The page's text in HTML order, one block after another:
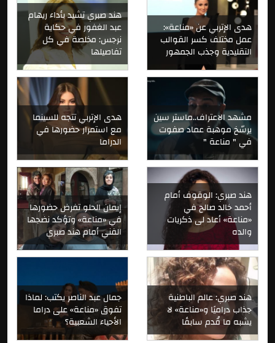
هند صبري تشيد بأداء ريهام
عبد الغفور في حكاية
نرجس: مخلصة في كل
تفاصيلها
هدى الإتربي عن «مناعة»:
عمل مختلف كسر القوالب
التقليدية وجذب الجمهور
هدى الإتربي تتجه للسينما
مع استمرار حضورها في
الدراما
مشهد الاعتراف..ماستر سين
يرسّخ موهبة عماد صفوت
في " مناعة "
إيمان الحلو تفرض حضورها
في «مناعة» وتؤكد نضجها
الفني أمام هند صبري
هند صبري: الوقوف أمام
أحمد خالد صالح في
«مناعة» أعاد لى ذكريات
والده
جمال عبد الناصر يكتب: لماذا
تفوق «مناعة» على دراما
الأحياء الشعبية؟
هند صبري: عالم الباطنية
جذاب دراميًا و«مناعة» لا
يشبه ما قُدم سابقًا